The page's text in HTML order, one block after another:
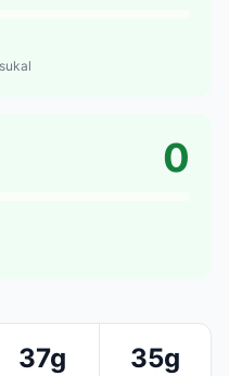
0
37g 35g